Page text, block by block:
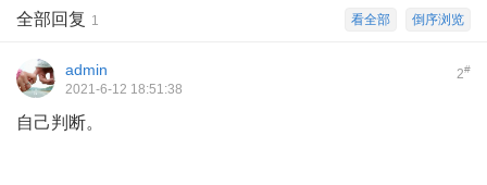
倒序浏览
看全部
全部回复 1
2#
admin
2021-6-12 18:51:38
自己判断。